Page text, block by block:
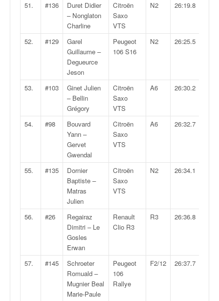
51. #136
Duret Didier
– Nonglaton
Charline
Citroën
Saxo
VTS
N2 26:19.8
52. #129
Garel
Guillaume –
Degueurce
Jeson
Peugeot
106 S16
N2 26:25.5
53. #103
Ginet Julien
– Bellin
Grégory
Citroën
Saxo
VTS
A6 26:30.2
54. #98
Bouvard
Yann –
Gervet
Gwendal
Citroën
Saxo
VTS
A6 26:32.7
55. #135
Dornier
Baptiste –
Matras
Julien
Citroën
Saxo
VTS
N2 26:34.1
56. #26
Regairaz
Dimitri – Le
Gosles
Erwan
Renault
Clio R3
R3 26:36.8
57. #145
Schroeter
Romuald –
Mugnier Beal
Marie-Paule
Peugeot
106
Rallye
F2/12 26:37.7